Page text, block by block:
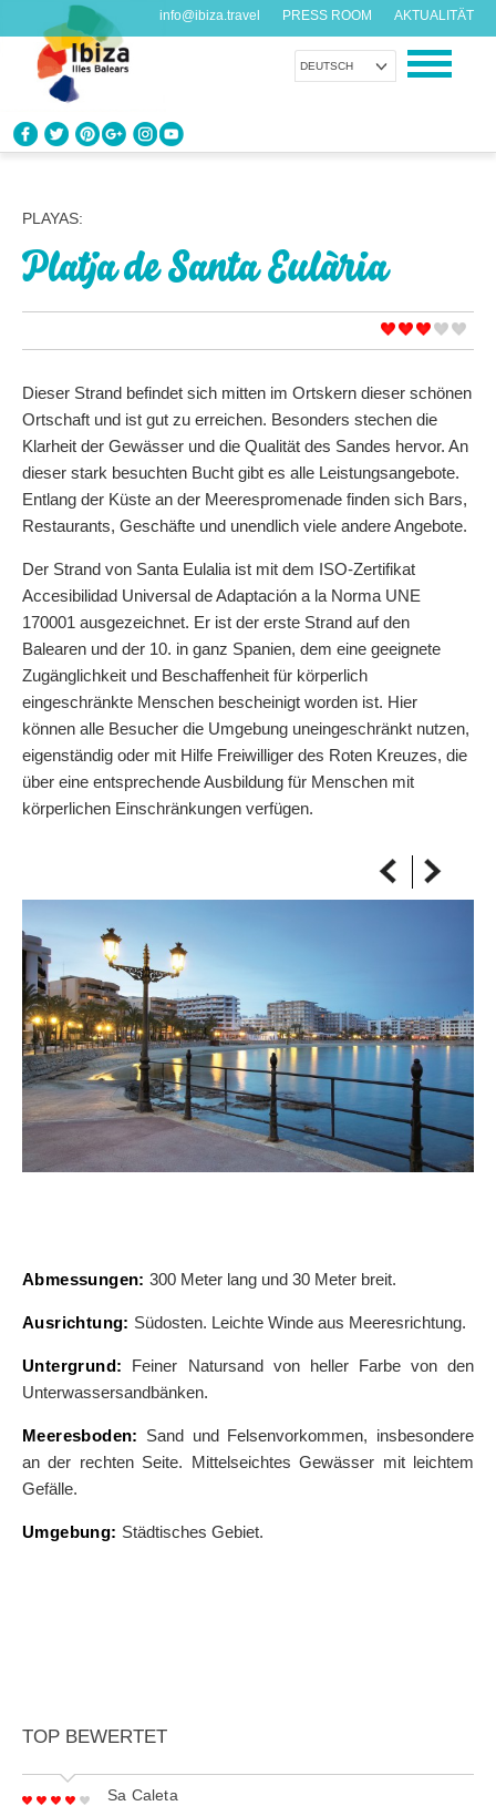
DEUTSCH
info@ibiza.travel PRESS ROOM AKTUALITÄT
GENIESSEN SIE IBIZA
Vorschläge für jeden Geschmack
AGENDA
ORGANISIEREN SIE IHRE REISE
AUF DIE KARTE
PLAYAS:
Platja de Santa Eulària
Dieser Strand befindet sich mitten im Ortskern dieser schönen
Ortschaft und ist gut zu erreichen. Besonders stechen die
Klarheit der Gewässer und die Qualität des Sandes hervor. An
dieser stark besuchten Bucht gibt es alle Leistungsangebote.
Entlang der Küste an der Meerespromenade finden sich Bars,
Restaurants, Geschäfte und unendlich viele andere Angebote.
Der Strand von Santa Eulalia ist mit dem ISO-Zertifikat
Accesibilidad Universal de Adaptación a la Norma UNE
170001 ausgezeichnet. Er ist der erste Strand auf den
Balearen und der 10. in ganz Spanien, dem eine geeignete
Zugänglichkeit und Beschaffenheit für körperlich
eingeschränkte Menschen bescheinigt worden ist. Hier
können alle Besucher die Umgebung uneingeschränkt nutzen,
eigenständig oder mit Hilfe Freiwilliger des Roten Kreuzes, die
über eine entsprechende Ausbildung für Menschen mit
körperlichen Einschränkungen verfügen.
Abmessungen: 300 Meter lang und 30 Meter breit.
Ausrichtung: Südosten. Leichte Winde aus Meeresrichtung.
Untergrund: Feiner Natursand von heller Farbe von den
Unterwassersandbänken.
Meeresboden: Sand und Felsenvorkommen, insbesondere
an der rechten Seite. Mittelseichtes Gewässer mit leichtem
Gefälle.
Umgebung: Städtisches Gebiet.
TOP BEWERTET
Sa Caleta